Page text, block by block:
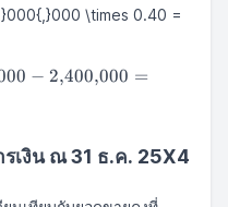
\times 0.40 =
− 2,400,000 =
เงิน ณ 31 ธ.ค. 25X4